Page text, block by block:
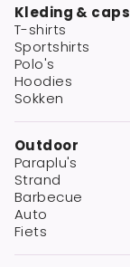
Kleding & caps
T-shirts
Sportshirts
Polo's
Hoodies
Sokken
Outdoor
Paraplu's
Strand
Barbecue
Auto
Fiets